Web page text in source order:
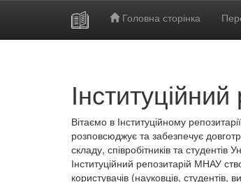
Головна сторінка
Вітаємо в Інституційному
розповсюджує та забезпечує
складу, співробітників та студентів
Інституційний репозитарій МНАУ
користувачів (науковців, студентів,